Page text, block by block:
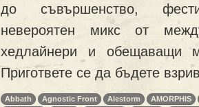
до съвършенство,
невероятен микс от
хедлайнери и обещаващи
Пригответе се да бъдете
Abbath Agnostic Front Alestorm
AMORPHIS